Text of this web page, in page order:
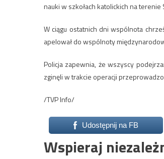
nauki w szkołach katolickich na
W ciągu ostatnich dni wspólnota
apelował do wspólnoty
Policja zapewnia, że wszyscy
zginęli w trakcie operacji
/TVP Info/
Udostępnij na FB
Wspieraj